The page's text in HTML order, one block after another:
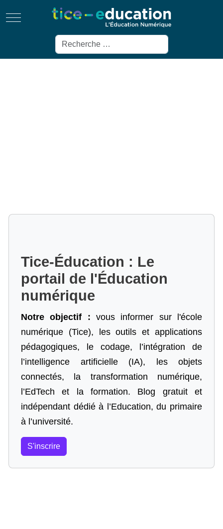
Mobile Menu Toggle
Rechercher
Tice-Éducation : Le
portail de l'Éducation
numérique
Notre objectif : vous informer sur l'école
numérique (Tice), les outils et applications
pédagogiques, le codage,
l’intégration de
l’intelligence artificielle (IA), les objets
connectés, la transformation numérique,
l’EdTech et la formation. Blog gratuit et
indépendant dédié à l’Education, du primaire
à l’université.
S'inscrire